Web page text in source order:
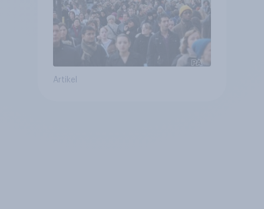
Artikel